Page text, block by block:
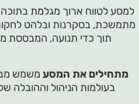
מתמשכת, בסקרנות ובלהט
תוך כדי תנועה, המבססת
יומנו של CISO – מתחילים את המסעמשמש
בעולמות הניהול וההובלה